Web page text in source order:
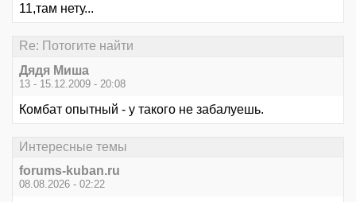
11,там нету...
Re: Потогите найти
Дядя Миша
13 - 15.12.2009 - 20:08
Комбат опытный - у такого не забалуешь.
Интересные темы
forums-kuban.ru
08.08.2026 - 02:22